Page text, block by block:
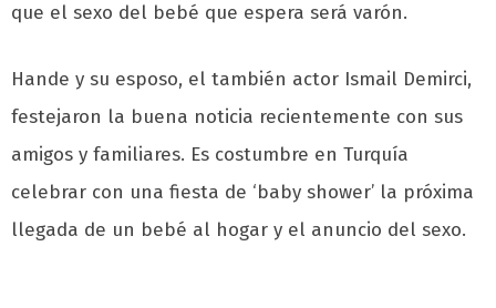
que el sexo del bebé que espera será varón.
Hande y su esposo, el también actor Ismail Demirci,
festejaron la buena noticia recientemente con sus
amigos y familiares. Es costumbre en Turquía
celebrar con una fiesta de ‘baby shower’ la próxima
llegada de un bebé al hogar y el anuncio del sexo.